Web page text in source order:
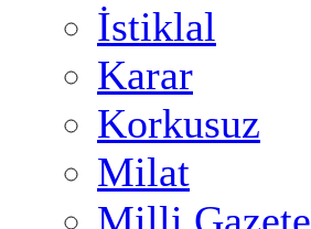
İstiklal
Karar
Korkusuz
Milat